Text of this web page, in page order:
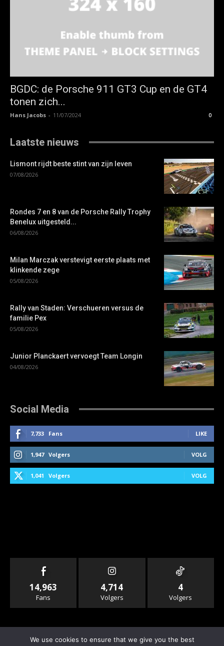
BGDC: de Porsche 911 GT3 Cup en de GT4
tonen zich...
Hans Jacobs - 11/07/2024 0
Laatste nieuws
Lismont rijdt beste stint van zijn leven
07/08/2026
Rondes 7 en 8 van de Porsche Rally Trophy
Benelux uitgesteld...
06/08/2026
Milan Marczak verstevigt eerste plaats met
klinkende zege
05/08/2026
Rally van Staden: Verschueren versus de
familie Pex
05/08/2026
Junior Planckaert vervoegt Team Longin
04/08/2026
Social Media
7,733 Fans LIKE
1,947 Volgers VOLG
1,041 Volgers VOLG
14,963
Fans
4,714
Volgers
4
Volgers
We use cookies to ensure that we give you the best